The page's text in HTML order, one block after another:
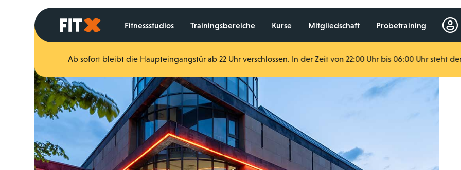
Startseite Fitnessstudios Trainingsbereiche Kurse Mitgliedschaft Probetraining
Ab sofort bleibt die Haupteingangstür ab 22 Uhr verschlossen. In der Zeit von 22:00 Uhr bis 06:00 Uhr steht